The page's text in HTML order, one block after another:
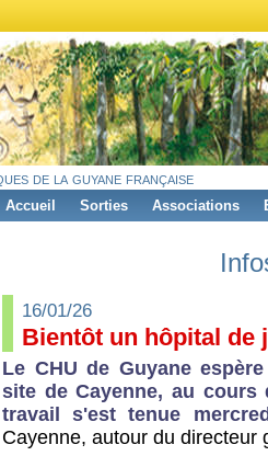
de la guyane française
Accueil Sorties Associations
16/01/26
Bientôt un hôpital de
Le CHU de Guyane
site de Cayenne, au
travail s'est tenue
Cayenne, autour du directeur